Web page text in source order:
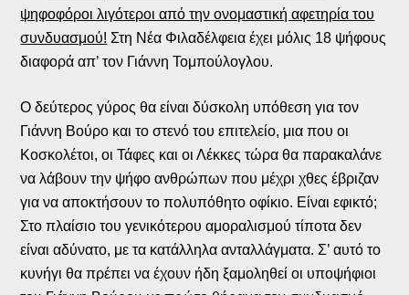
ψηφοφόροι λιγότεροι από την ονομαστική αφετηρία του
συνδυασμού! Στη Νέα Φιλαδέλφεια έχει μόλις 18 ψήφους
διαφορά απ’ τον Γιάννη Τομπούλογλου.
Ο δεύτερος γύρος θα είναι δύσκολη υπόθεση για τον
Γιάννη Βούρο και το στενό του επιτελείο, μια που οι
Κοσκολέτοι, οι Τάφες και οι Λέκκες τώρα θα παρακαλάνε
να λάβουν την ψήφο ανθρώπων που μέχρι χθες έβριζαν
για να αποκτήσουν το πολυπόθητο οφίκιο. Είναι εφικτό;
Στο πλαίσιο του γενικότερου αμοραλισμού τίποτα δεν
είναι αδύνατο, με τα κατάλληλα ανταλλάγματα. Σ’ αυτό το
κυνήγι θα πρέπει να έχουν ήδη ξαμοληθεί οι υποψήφιοι